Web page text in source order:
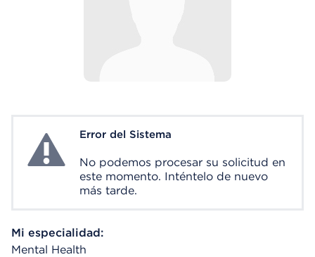
System ErrorError del Sistema
No podemos procesar su solicitud en
este momento. Inténtelo de nuevo
más tarde.
Mi especialidad:
Mental Health